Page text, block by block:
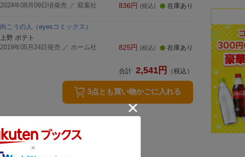
2024年08月09日頃発売 ／ 双葉社 836円 (税込) 在庫あり
向こうの人
（eyesコミックス）
上野 ポテト
2019年05月24日発売 ／ ホーム社 825円 (税込) 在庫あり
合計 2,541 円 （税込）
3点とも買い物かごに入れる